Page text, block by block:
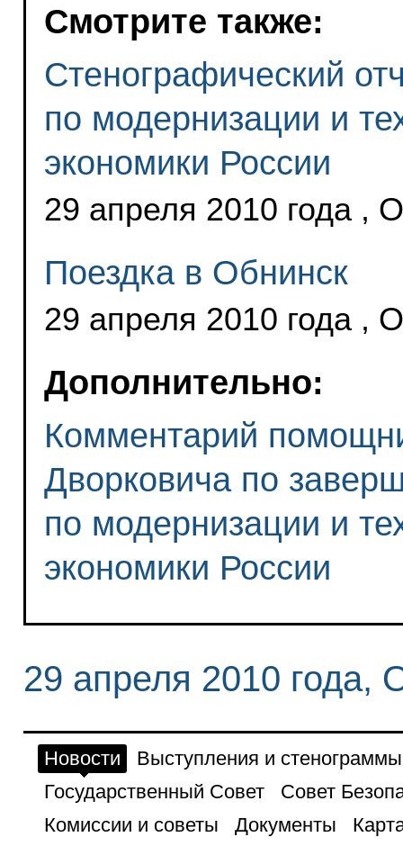
Смотрите также:
Стенографический
по модернизации и
экономики России
29 апреля 2010 года ,
Поездка в Обнинск
29 апреля 2010 года ,
Дополнительно:
Комментарий
Дворковича по
по модернизации и
экономики России
29 апреля 2010 года,
Новости
Выступления и стенограммы
Государственный Совет
Совет
Комиссии и советы
Документы